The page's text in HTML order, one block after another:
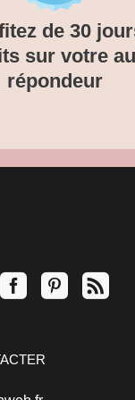
de 30
sur votre
répondeur